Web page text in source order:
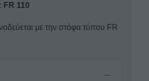
FR 110
με την στόφα τύπου FR